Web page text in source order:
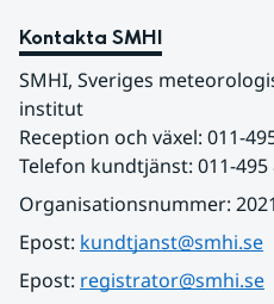
Kontakta SMHI
SMHI, Sveriges
institut
Reception och växel: 011-
Telefon kundtjänst: 011-495
Organisationsnummer:
Epost: kundtjanst@smhi.se
Epost: registrator@smhi.se